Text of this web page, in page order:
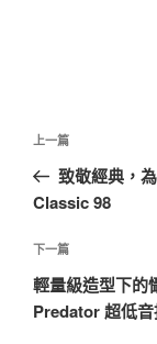
文
導
上
一
篇
章
上一篇
致敬經典，
Classic 98
下
一
篇
下一篇
輕量級造型下的
Predator 超低